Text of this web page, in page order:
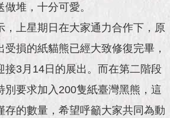
堆，十分可愛。
，上星期日在大家通力合作下，原
損的紙貓熊已經大致修復完畢，
接3月14日的展出。而在第二階段
別要求加入200隻紙臺灣黑熊，這
存的數量，希望呼籲大家共同為動